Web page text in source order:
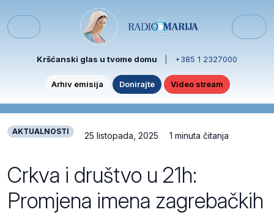
Menu
Kršćanski glas u tvome domu +385 1 2327000
Arhiv emisija Donirajte Video stream
AKTUALNOSTI 25 listopada, 2025 1 minuta čitanja
Crkva i društvo u 21h:
Promjena imena zagrebačkih